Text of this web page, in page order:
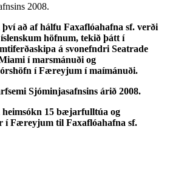
2008.
að af hálfu Faxaflóahafna sf. verði
höfnum, tekið þátt í
á svonefndri Seatrade
í marsmánuði og
í Færeyjum í maímánuði.
Sjóminjasafnsins árið 2008.
15 bæjarfulltúa og
í Færeyjum til Faxaflóahafna sf.